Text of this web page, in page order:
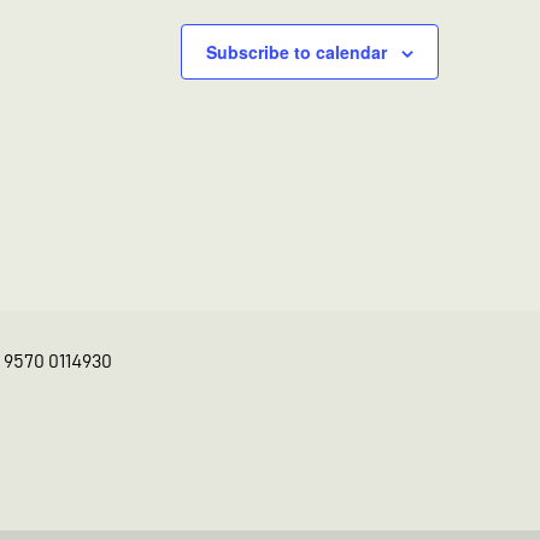
Subscribe to calendar
0114930